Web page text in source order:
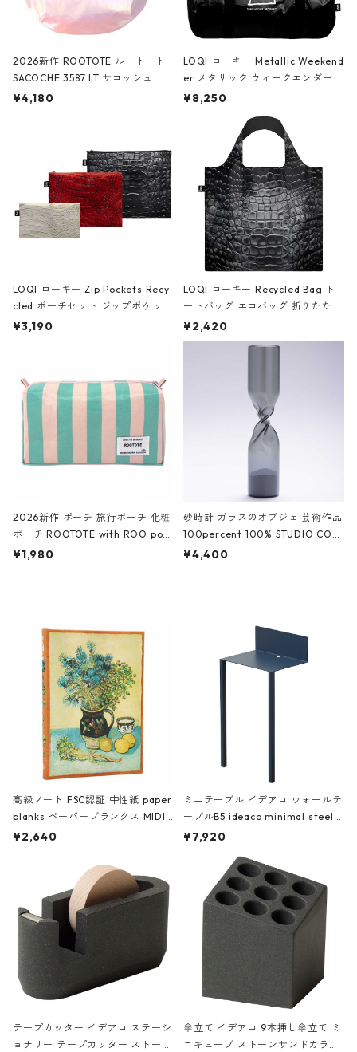
2026新作 ROOTOTE ルートート
SACOCHE 3587 LT.サコッシュ.ル
ミエ-B ショルダーバッグ グロスピ
¥4,180
LOQI ローキー Metallic Weekend
er メタリック ウィークエンダー
ボストンバッグ ショルダーバッグ
Black ジャン=ミッシェル・バスキ
ア/クラウン ブラック
¥8,250
LOQI ローキー Zip Pockets Recy
cled ポーチセット ジップポケット
ファスナーポーチ 撥水加工 トラベ
ーガンディー、オフホワイト
¥3,190
LOQI ローキー Recycled Bag ト
ートバッグ エコバッグ 折りたたみ
大きめ 撥水加工 収納ポーチ CRO
CODILE/Black クロコダイル/ブラ
¥2,420
2026新作 ポーチ 旅行ポーチ 化粧
ポーチ ROOTOTE with ROO pou
ch 3532 ルートート WR.ポーチ.ラ
¥1,980
砂時計 ガラスのオブジェ 芸術作品
100percent 100% STUDIO COH
AKU Timeless 100パーセント ス
¥4,400
高級ノート FSC認証 中性紙 paper
blanks ペーパーブランクス MIDI
ハードカバー 罫線 ヴァン・ゴッホ
¥2,640
ミニテーブル イデアコ ウォールテ
ーブルB5 ideaco minimal steel f
urniture WALL Table B5 ネイビー
¥7,920
テープカッター イデアコ ステーシ
ョナリー テープカッター ストーン
傘立て イデアコ 9本挿し傘立て ミ
ニキューブ ストーンサンドカラー